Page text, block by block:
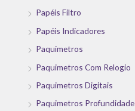
Papéis Filtro
Papéis Indicadores
Paquimetros
Paquimetros Com Relogio
Paquimetros Digitais
Paquimetros Profundidade